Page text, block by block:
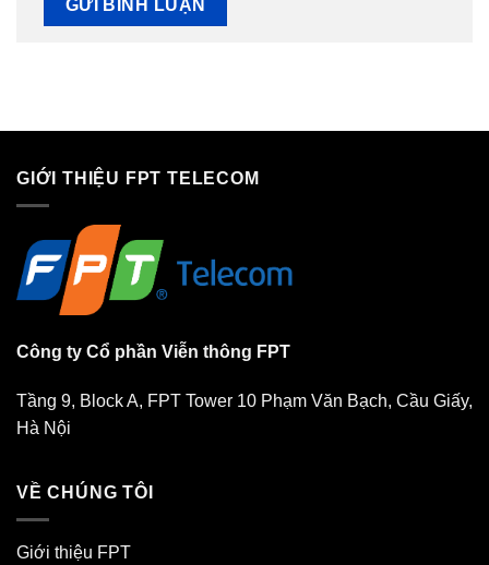
GIỚI THIỆU FPT TELECOM
Công ty Cổ phần Viễn thông FPT
Tầng 9, Block A, FPT Tower 10 Phạm Văn Bạch, Cầu Giấy,
Hà Nội
VỀ CHÚNG TÔI
Giới thiệu FPT